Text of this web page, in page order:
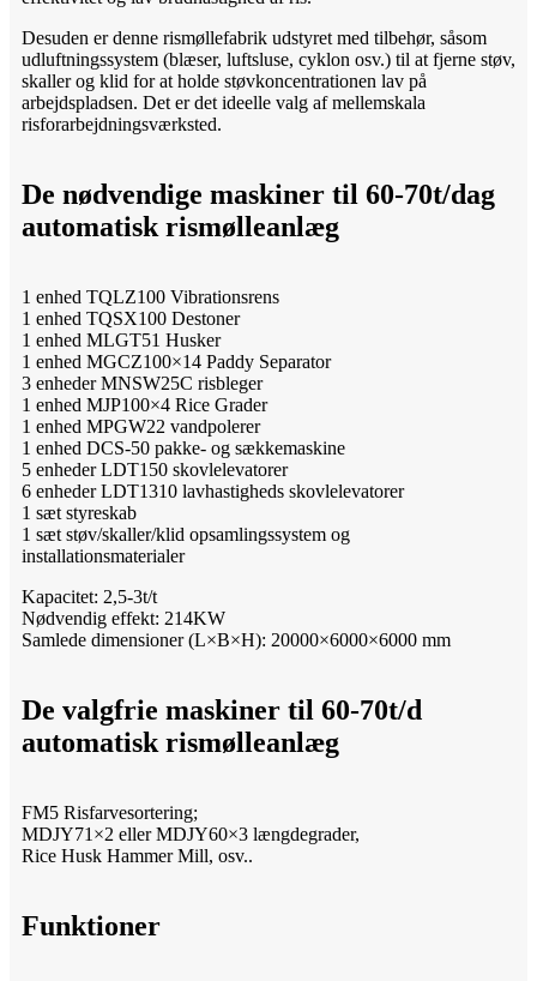
Desuden er denne rismøllefabrik udstyret med tilbehør, såsom
udluftningssystem (blæser, luftsluse, cyklon osv.) til at fjerne støv,
skaller og klid for at holde støvkoncentrationen lav på
arbejdspladsen. Det er det ideelle valg af mellemskala
risforarbejdningsværksted.
De nødvendige maskiner til 60-70t/dag
automatisk rismølleanlæg
1 enhed TQLZ100 Vibrationsrens
1 enhed TQSX100 Destoner
1 enhed MLGT51 Husker
1 enhed MGCZ100×14 Paddy Separator
3 enheder MNSW25C risbleger
1 enhed MJP100×4 Rice Grader
1 enhed MPGW22 vandpolerer
1 enhed DCS-50 pakke- og sækkemaskine
5 enheder LDT150 skovlelevatorer
6 enheder LDT1310 lavhastigheds skovlelevatorer
1 sæt styreskab
1 sæt støv/skaller/klid opsamlingssystem og
installationsmaterialer
Kapacitet: 2,5-3t/t
Nødvendig effekt: 214KW
Samlede dimensioner (L×B×H): 20000×6000×6000 mm
De valgfrie maskiner til 60-70t/d
automatisk rismølleanlæg
FM5 Risfarvesortering;
MDJY71×2 eller MDJY60×3 længdegrader,
Rice Husk Hammer Mill, osv..
Funktioner